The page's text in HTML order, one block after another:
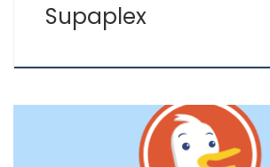
Supaplex